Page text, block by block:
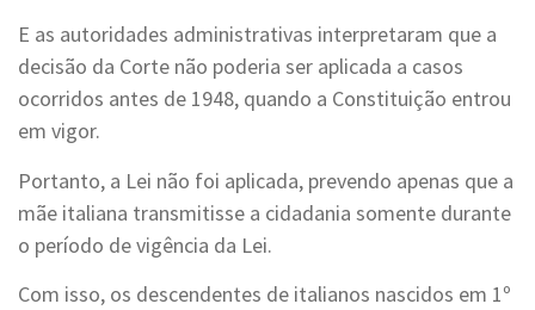
E as autoridades administrativas interpretaram que a
decisão da Corte não poderia ser aplicada a casos
ocorridos antes de 1948, quando a Constituição entrou
em vigor.
Portanto, a Lei não foi aplicada, prevendo apenas que a
mãe italiana transmitisse a cidadania somente durante
o período de vigência da Lei.
Com isso, os descendentes de italianos nascidos em 1º